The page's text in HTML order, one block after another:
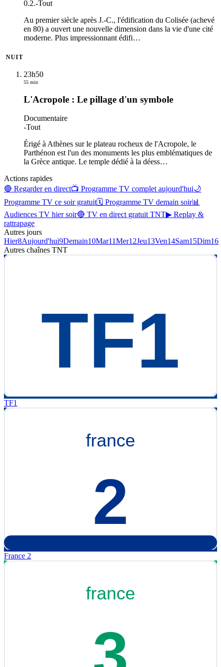
0.2.-Tout
Au premier siècle après J.-C., l'édification du Colisée (achevé
en 80) a ouvert une nouvelle dimension dans la vie d'une cité
moderne. Plus impressionnant édifi…
NUIT
23h50
55 min
L'Acropole : Le pillage d'un symbole
Documentaire
-Tout
Érigé à Athènes sur le plateau rocheux de l'Acropole, le
Parthénon est l'un des monuments les plus emblématiques de
la Grèce antique. Le temple dédié à la déess…
Actions rapides
🔴 Regarder en direct📺 Programme TV complet aujourd'hui🌙
Programme TV ce soir gratuit🗓 Programme TV demain soir📊
Audiences TV hier soir🔴 TV en direct gratuit TNT▶ Replay &
rattrapage
Autres jours
Hier8Aujourd'hui9Demain10Mar11Mer12Jeu13Ven14Sam15Dim16
Autres chaînes TNT
TF1
France 2